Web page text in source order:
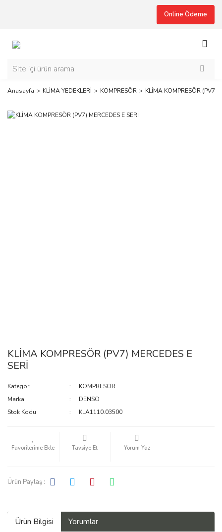
Online Ödeme
Anasayfa KLİMA YEDEKLERİ KOMPRESÖR KLİMA KOMPRESÖR (PV7)
KLİMA KOMPRESÖR (PV7) MERCEDES E
SERİ
Kategori
KOMPRESÖR
Marka
DENSO
Stok Kodu
KLA1110.03500
Tavsiye Et Yorum Yaz
Ürün Paylaş :
Ürün Bilgisi Yorumlar